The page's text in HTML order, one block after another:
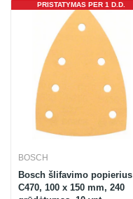
PRISTATYMAS PER 1 D.D.
BOSCH
Bosch šlifavimo popierius
C470, 100 x 150 mm, 240